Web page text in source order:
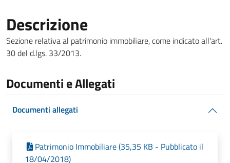
Descrizione
Sezione relativa al patrimonio immobiliare, come indicato all'art.
30 del d.lgs. 33/2013.
Documenti e Allegati
Documenti allegati
Patrimonio Immobiliare (35,35 KB - Pubblicato il
18/04/2018)